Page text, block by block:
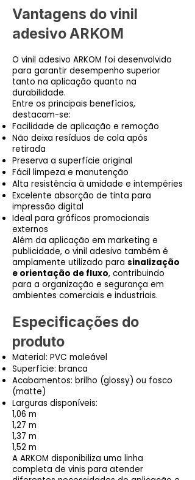
Vantagens do vinil
adesivo ARKOM
O vinil adesivo ARKOM foi desenvolvido
para garantir desempenho superior
tanto na aplicação quanto na
durabilidade.
Entre os principais benefícios,
destacam-se:
Facilidade de aplicação e remoção
Não deixa resíduos de cola após
retirada
Preserva a superfície original
Fácil limpeza e manutenção
Alta resistência à umidade e intempéries
Excelente absorção de tinta para
impressão digital
Ideal para gráficos promocionais
externos
Além da aplicação em marketing e
publicidade, o vinil adesivo também é
amplamente utilizado para sinalização
e orientação de fluxo, contribuindo
para a organização e segurança em
ambientes comerciais e industriais.
Especificações do
produto
Material: PVC maleável
Superfície: branca
Acabamentos: brilho (glossy) ou fosco
(matte)
Larguras disponíveis:
1,06 m
1,27 m
1,37 m
1,52 m
A ARKOM disponibiliza uma linha
completa de vinis para atender